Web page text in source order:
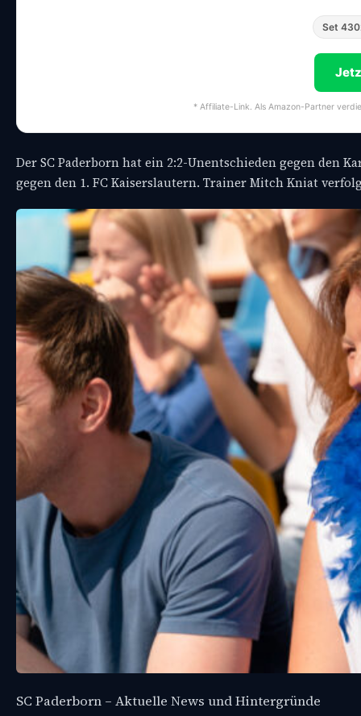
Set
* Affiliate-Link. Als Amazon-Partner
Der SC Paderborn hat ein 2:2-Unentschieden gegen den
gegen den 1. FC Kaiserslautern. Trainer Mitch Kniat
SC Paderborn – Aktuelle News und Hintergründe